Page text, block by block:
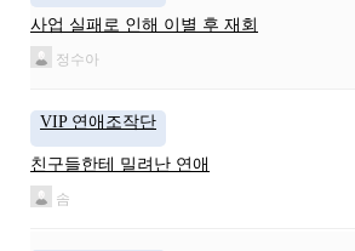
사업 실패로 인해 이별 후 재회
정수아
VIP 연애조작단
친구들한테 밀려난 연애
솜